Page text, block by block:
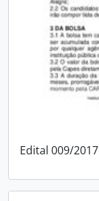
Edital 009/2017